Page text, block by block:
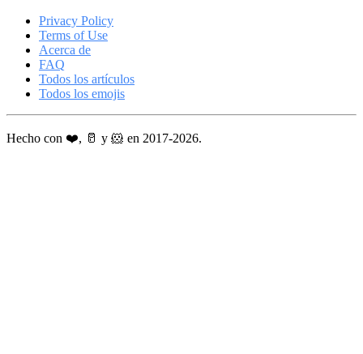
Privacy Policy
Terms of Use
Acerca de
FAQ
Todos los artículos
Todos los emojis
Hecho con ❤️, 🥛 y 🐹 en 2017-2026.